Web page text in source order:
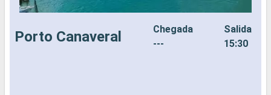
Porto Canaveral
Chegada
---
Salida
15:30